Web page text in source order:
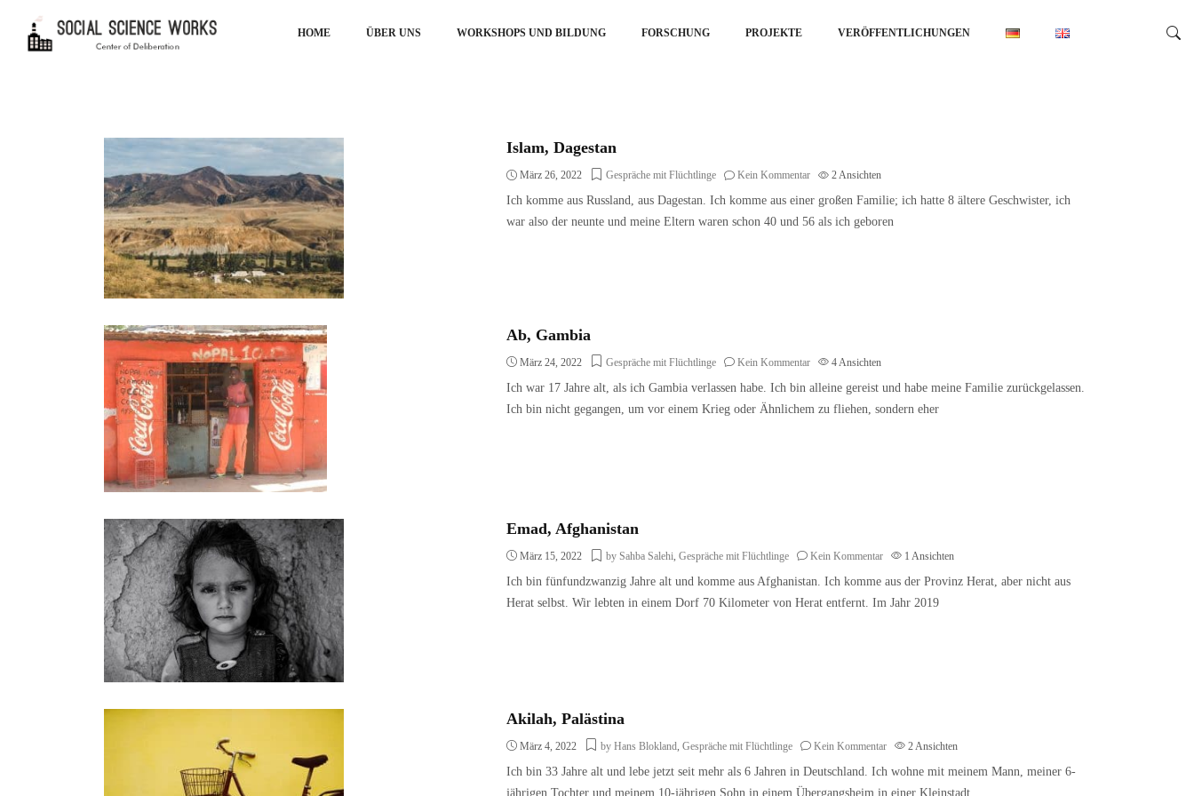
HOME ÜBER UNS WORKSHOPS UND BILDUNG FORSCHUNG PROJEKTE VERÖFFENTLICHUNGEN
Islam, Dagestan
März 26, 2022 Gespräche mit Flüchtlinge Kein Kommentar 2Ansichten
Ich komme aus Russland, aus Dagestan. Ich komme aus einer großen Familie; ich hatte 8 ältere Geschwister, ich
war also der neunte und meine Eltern waren schon 40 und 56 als ich geboren
Ab, Gambia
März 24, 2022 Gespräche mit Flüchtlinge Kein Kommentar 4 Ansichten
Ich war 17 Jahre alt, als ich Gambia verlassen habe. Ich bin alleine gereist und habe meine Familie zurückgelassen.
Ich bin nicht gegangen, um vor einem Krieg oder Ähnlichem zu fliehen, sondern eher
Emad, Afghanistan
März 15, 2022 by Sahba Salehi, Gespräche mit Flüchtlinge Kein Kommentar 1 Ansichten
Ich bin fünfundzwanzig Jahre alt und komme aus Afghanistan. Ich komme aus der Provinz Herat, aber nicht aus
Herat selbst. Wir lebten in einem Dorf 70 Kilometer von Herat entfernt. Im Jahr 2019
Akilah, Palästina
März 4, 2022 by Hans Blokland Gespräche mit Flüchtlinge Kein Kommentar 2 Ansichten
Ich bin 33 Jahre alt und lebe jetzt seit mehr als 6 Jahren in Deutschland. Ich wohne mit meinem Mann, meiner 6-
jährigen Tochter und meinem 10-jährigen Sohn in einem Übergangsheim in einer Kleinstadt